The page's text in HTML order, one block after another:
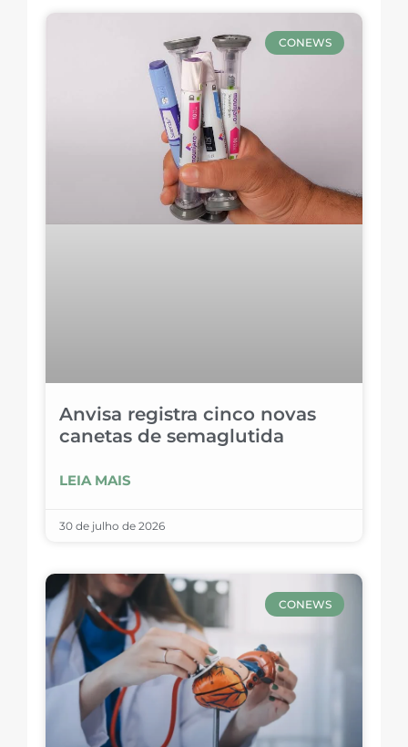
CONEWS
Anvisa registra cinco novas
canetas de semaglutida
LEIA MAIS
30 de julho de 2026
CONEWS